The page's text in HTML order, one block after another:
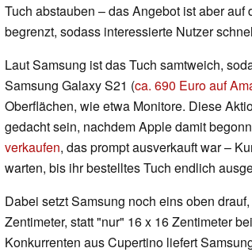
Tuch abstauben – das Angebot ist aber
begrenzt, sodass interessierte Nutzer
Laut Samsung ist das Tuch samtweich,
Samsung Galaxy S21 (ca. 690 Euro auf
Oberflächen, wie etwa Monitore. Diese
gedacht sein, nachdem Apple damit
verkaufen, das prompt ausverkauft war –
warten, bis ihr bestelltes Tuch endlich
Dabei setzt Samsung noch eins oben
Zentimeter, statt "nur" 16 x 16 Zentimeter
Konkurrenten aus Cupertino liefert